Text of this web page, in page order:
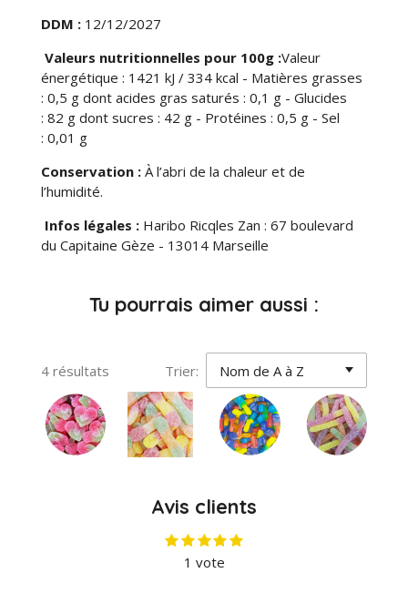
DDM :12/12/2027
Valeurs nutritionnelles pour 100g :Valeur
énergétique : 1421 kJ / 334 kcal - Matières grasses
: 0,5 g dont acides gras saturés : 0,1 g - Glucides
: 82 g dont sucres : 42 g - Protéines : 0,5 g - Sel
: 0,01 g
Conservation :À l’abri de la chaleur et de
l’humidité.
Infos légales : Haribo Ricqles Zan : 67 boulevard
du Capitaine Gèze - 13014 Marseille
Tu pourrais aimer aussi :
4 résultats Trier:
Avis clients
1
é
2
é
t
3
é
t
4
é
t
5
é
E
1 vote